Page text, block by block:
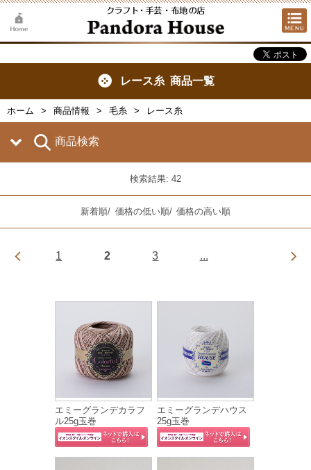
レース糸 商品一覧
ホーム 商品情報 毛糸 レース糸
商品検索
検索結果: 42
新着順/ 価格の低い順/ 価格の高い順
1 2 3 ...
エミーグランデカラフ
ル25g玉巻
エミーグランデハウス
25g玉巻